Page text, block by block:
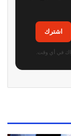
اشترك
في أي وقت.